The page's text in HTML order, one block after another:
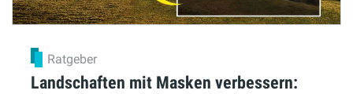
Ratgeber
Landschaften mit Masken verbessern: